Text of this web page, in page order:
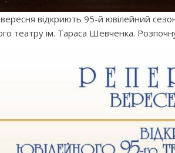
відкриють 95-й ювілейний
театру ім. Тараса Шевченка.